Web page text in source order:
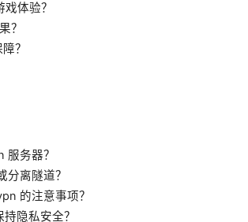
体验？
？
？
务器？
离隧道？
的注意事项？
隐私安全？